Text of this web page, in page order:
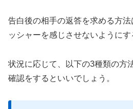
告白後の相手の返答を求める方
ッシャーを感じさせないようにす
状況に応じて、以下の3種類の方
確認をするといいでしょう。